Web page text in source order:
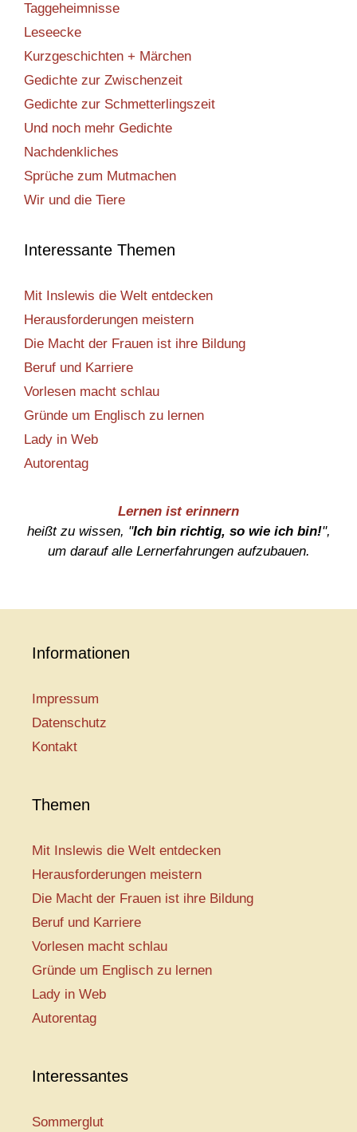
Taggeheimnisse
Leseecke
Kurzgeschichten + Märchen
Gedichte zur Zwischenzeit
Gedichte zur Schmetterlingszeit
Und noch mehr Gedichte
Nachdenkliches
Sprüche zum Mutmachen
Wir und die Tiere
Interessante Themen
Mit Inslewis die Welt entdecken
Herausforderungen meistern
Die Macht der Frauen ist ihre Bildung
Beruf und Karriere
Vorlesen macht schlau
Gründe um Englisch zu lernen
Lady in Web
Autorentag
Lernen ist erinnern
heißt zu wissen, "Ich bin richtig, so wie ich bin!",
um darauf alle Lernerfahrungen aufzubauen.
Informationen
Impressum
Datenschutz
Kontakt
Themen
Mit Inslewis die Welt entdecken
Herausforderungen meistern
Die Macht der Frauen ist ihre Bildung
Beruf und Karriere
Vorlesen macht schlau
Gründe um Englisch zu lernen
Lady in Web
Autorentag
Interessantes
Sommerglut